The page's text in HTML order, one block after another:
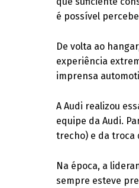
é possível
De volta ao
experiência
imprensa
A Audi realizou
equipe da Audi.
trecho) e da troca
Na época, a
sempre esteve